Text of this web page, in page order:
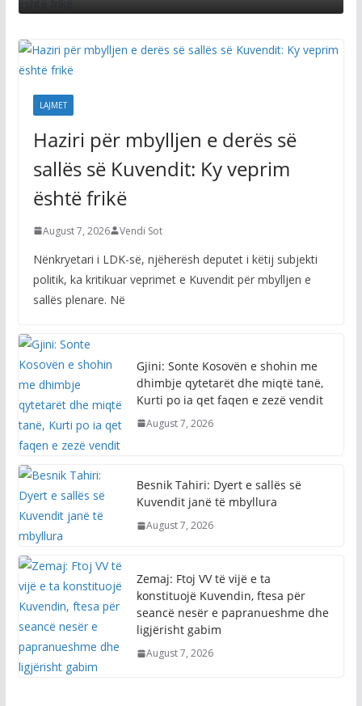
LAJMET
Haziri për mbylljen e derës së
sallës së Kuvendit: Ky veprim
është frikë
August 7, 2026 Vendi Sot
Nënkryetari i LDK-së, njëherësh deputet i këtij subjekti
politik, ka kritikuar veprimet e Kuvendit për mbylljen e
sallës plenare. Në
Gjini: Sonte Kosovën e shohin me
dhimbje qytetarët dhe miqtë tanë,
Kurti po ia qet faqen e zezë vendit
August 7, 2026
Besnik Tahiri: Dyert e sallës së
Kuvendit janë të mbyllura
August 7, 2026
Zemaj: Ftoj VV të vijë e ta
konstituojë Kuvendin, ftesa për
seancë nesër e papranueshme dhe
ligjërisht gabim
August 7, 2026